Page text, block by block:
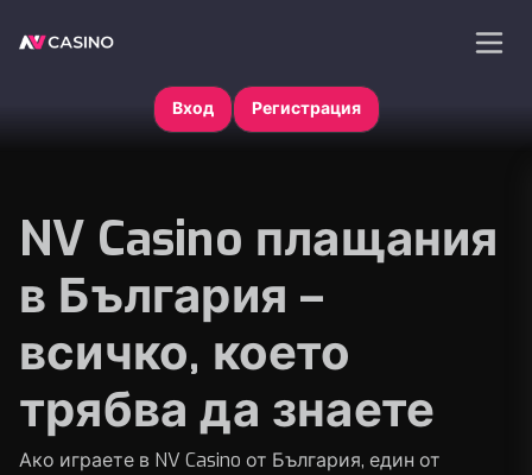
Вход Регистрация
NV Casino плащания
в България –
всичко, което
трябва да знаете
Ако играете в NV Casino от България, един от